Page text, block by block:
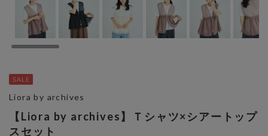
【Liora by archives】Ｔシャツ×シアートップ
スセット
Liora by archives